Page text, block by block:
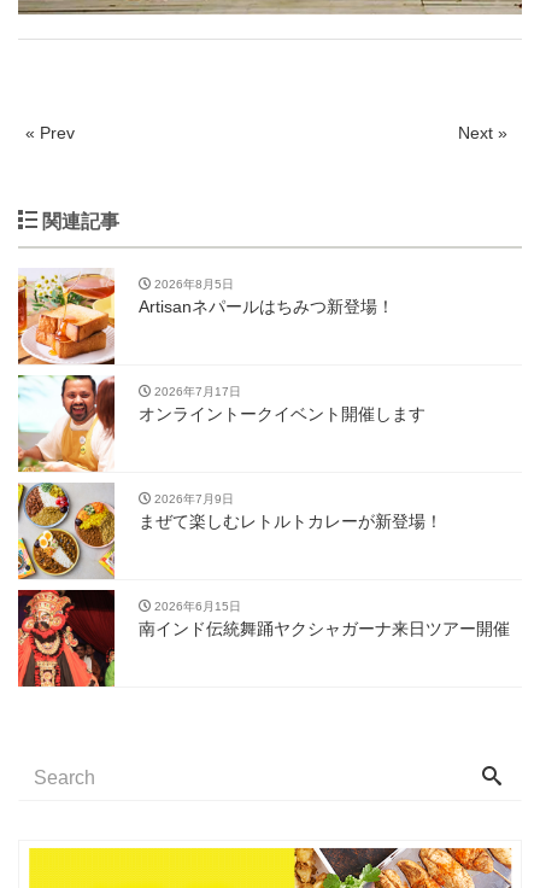
« Prev Next »
関連記事
2026年8月5日
Artisanネパールはちみつ新登場！
2026年7月17日
オンライントークイベント開催します
2026年7月9日
まぜて楽しむレトルトカレーが新登場！
2026年6月15日
南インド伝統舞踊ヤクシャガーナ来日ツアー開催